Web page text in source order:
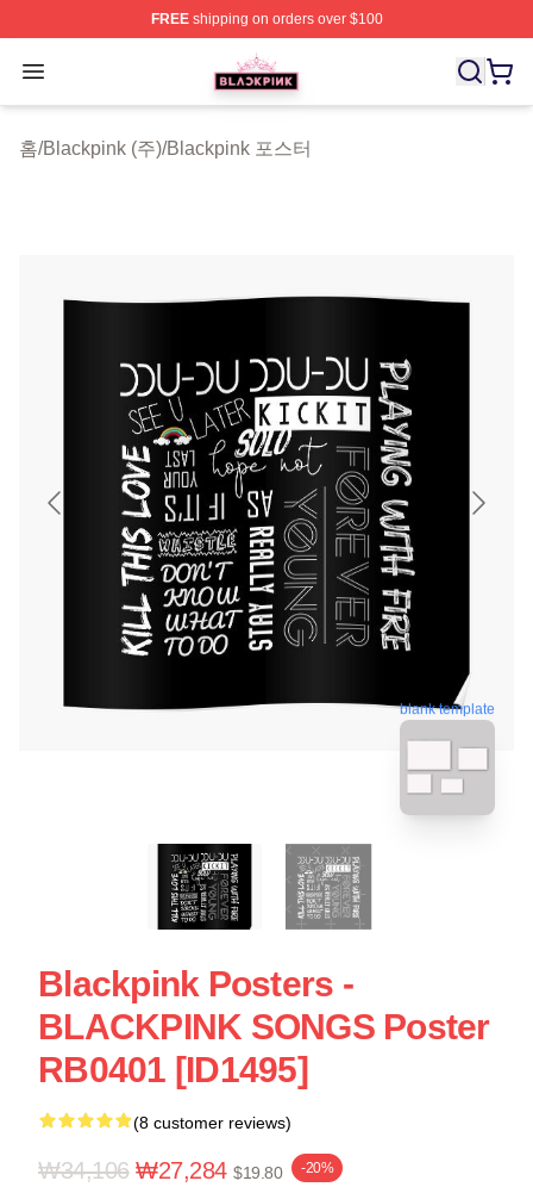
FREEshipping on orders over $100
Open menu
BLACKPINK Shop - Official BLACKPINK Merchandise
홈/Blackpink (주)/Blackpink 포스터
blank template
Blackpink Posters -
BLACKPINK SONGS Poster
RB0401 [ID1495]
(8 customer reviews)
₩34,106 ₩27,284 $19.80 -20%